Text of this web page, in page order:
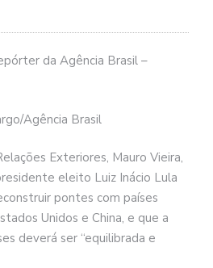
da Agência Brasil –
Agência Brasil
Exteriores, Mauro Vieira,
eleito Luiz Inácio Lula
pontes com países
Unidos e China, e que a
deverá ser “equilibrada e